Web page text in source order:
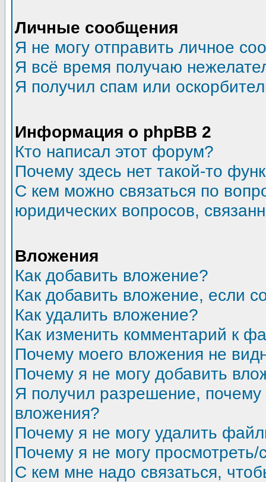
Личные сообщения
Я не могу отправить личное
Я всё время получаю
Я получил спам или
Информация о phpBB 2
Кто написал этот форум?
Почему здесь нет такой-то
С кем можно связаться по
юридических вопросов,
Вложения
Как добавить вложение?
Как добавить вложение, если
Как удалить вложение?
Как изменить комментарий к
Почему моего вложения не
Почему я не могу добавить
Я получил разрешение,
вложения?
Почему я не могу удалить
Почему я не могу просмотреть/
С кем мне надо связаться,